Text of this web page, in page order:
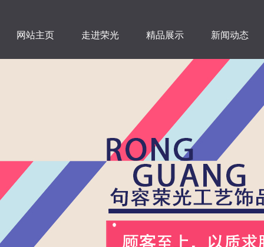
网站主页 走进荣光 精品展示 新闻动态